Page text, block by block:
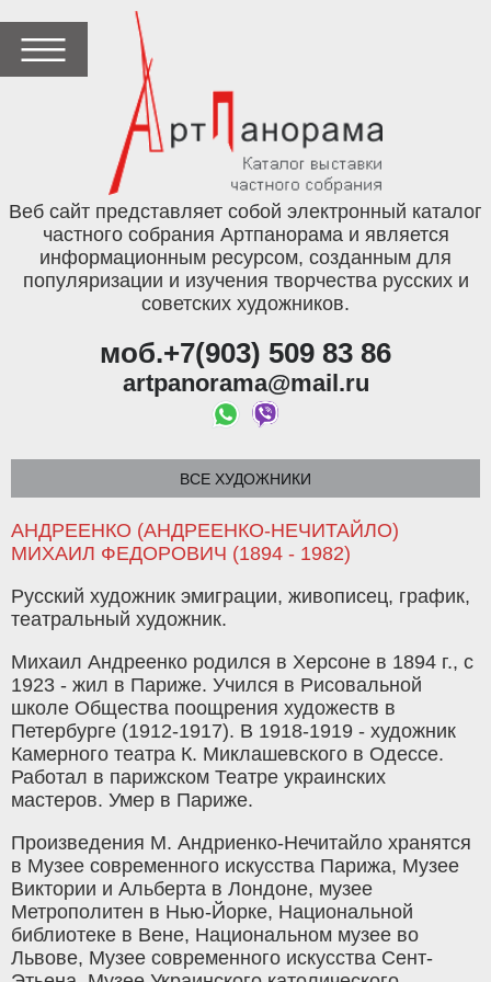
Веб сайт представляет собой электронный каталог
частного собрания Артпанорама и является
информационным ресурсом, созданным для
популяризации и изучения творчества русских и
советских художников.
моб.+7(903) 509 83 86
artpanorama@mail.ru
ВСЕ ХУДОЖНИКИ
АНДРЕЕНКО (АНДРЕЕНКО-НЕЧИТАЙЛО)
МИХАИЛ ФЕДОРОВИЧ (1894 - 1982)
Русский художник эмиграции, живописец, график,
театральный художник.
Михаил Андреенко родился в Херсоне в 1894 г., с
1923 - жил в Париже. Учился в Рисовальной
школе Общества поощрения художеств в
Петербурге (1912-1917). В 1918-1919 - художник
Камерного театра К. Миклашевского в Одессе.
Работал в парижском Театре украинских
мастеров. Умер в Париже.
Произведения М. Андриенко-Нечитайло хранятся
в Музее современного искусства Парижа, Музее
Виктории и Альберта в Лондоне, музее
Метрополитен в Нью-Йорке, Национальной
библиотеке в Вене, Национальном музее во
Львове, Музее современного искусства Сент-